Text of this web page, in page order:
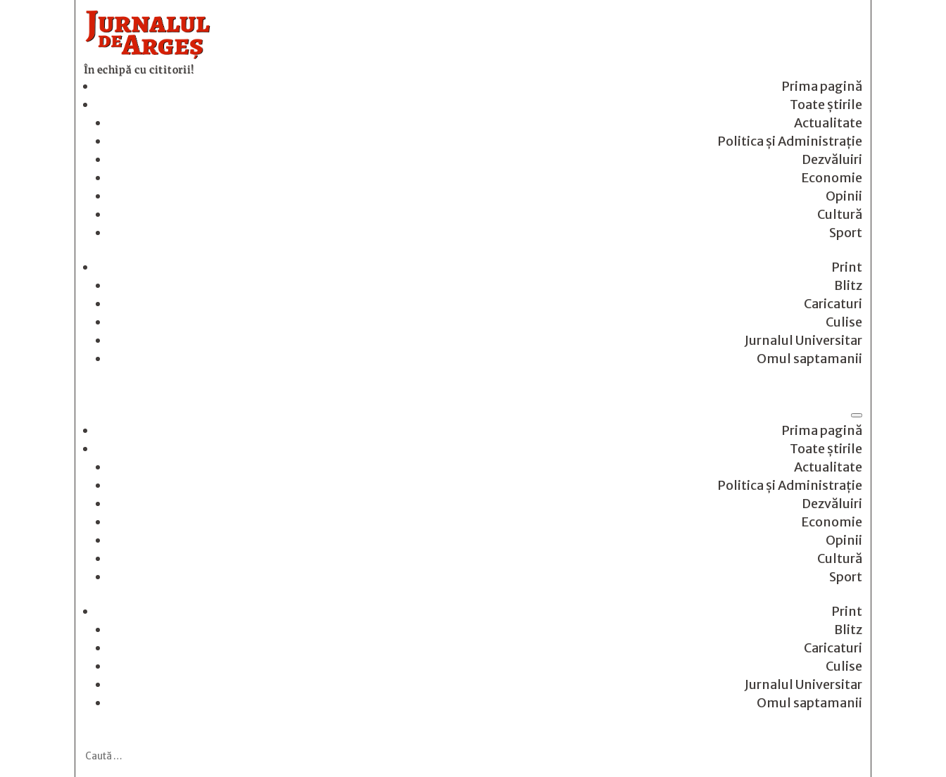
În echipă cu cititorii!
Prima pagină
Toate știrile
Actualitate
Politica și Administrație
Dezvăluiri
Economie
Opinii
Cultură
Sport
Print
Blitz
Caricaturi
Culise
Jurnalul Universitar
Omul saptamanii
Prima pagină
Toate știrile
Actualitate
Politica și Administrație
Dezvăluiri
Economie
Opinii
Cultură
Sport
Print
Blitz
Caricaturi
Culise
Jurnalul Universitar
Omul saptamanii